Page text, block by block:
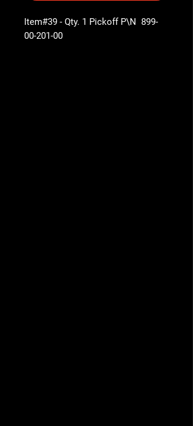
Item#39 - Qty. 1 Pickoff P\N 899-
00-201-00